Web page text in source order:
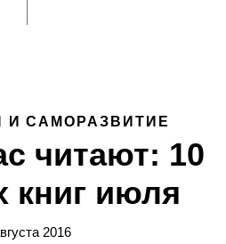
И САМОРАЗВИТИЕ
читают: 10
книг июля
2016